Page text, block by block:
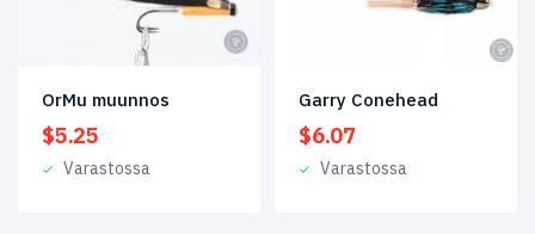
OrMu muunnos
$5.25
Varastossa
Garry Conehead
$6.07
Varastossa